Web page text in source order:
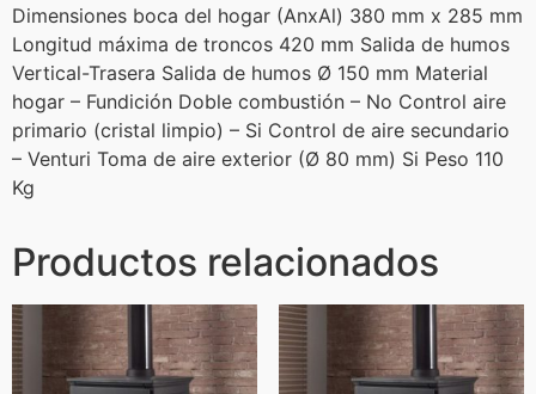
Dimensiones boca del hogar (AnxAl) 380 mm x 285 mm
Longitud máxima de troncos 420 mm Salida de humos
Vertical-Trasera Salida de humos Ø 150 mm Material
hogar – Fundición Doble combustión – No Control aire
primario (cristal limpio) – Si Control de aire secundario
– Venturi Toma de aire exterior (Ø 80 mm) Si Peso 110
Kg
Productos relacionados